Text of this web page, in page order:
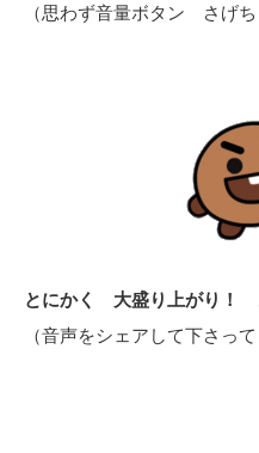
（思わず音量ボタン さげち
とにかく 大盛り上がり！
（音声をシェアして下さっ